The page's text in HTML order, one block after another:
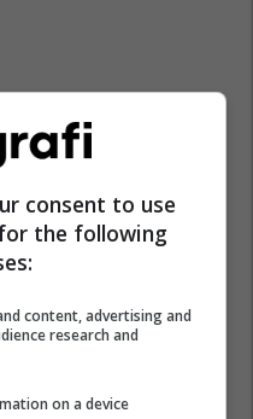
consent to use
the following
content, advertising and
research and
on a device